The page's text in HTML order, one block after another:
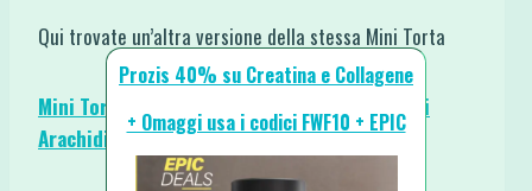
Qui trovate un’altra versione della stessa Mini Torta
Mini Torta di Avena con Cioccolato al Burro di
Arachidi
Prozis 40% su Creatina e Collagene
+ Omaggi usa i codici FWF10 + EPIC